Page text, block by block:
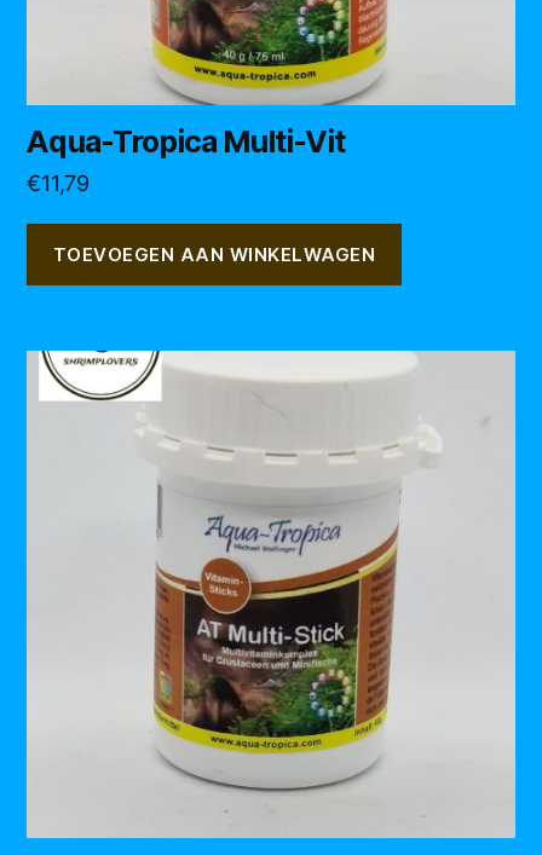
Aqua-Tropica Multi-Vit
€11,79
TOEVOEGEN AAN WINKELWAGEN